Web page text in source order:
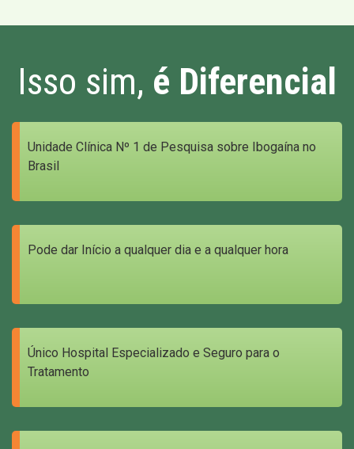
Isso sim, é Diferencial
Unidade Clínica Nº 1 de Pesquisa sobre Ibogaína no
Brasil
Pode dar Início a qualquer dia e a qualquer hora
Único Hospital Especializado e Seguro para o
Tratamento